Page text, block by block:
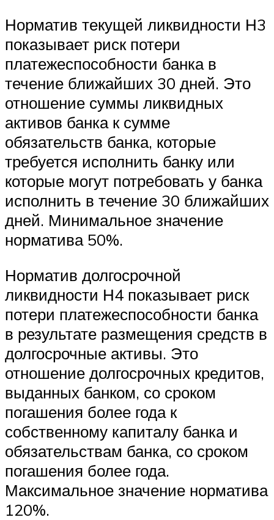
Норматив текущей ликвидности Н3
показывает риск потери
платежеспособности банка в
течение ближайших 30 дней. Это
отношение суммы ликвидных
активов банка к сумме
обязательств банка, которые
требуется исполнить банку или
которые могут потребовать у банка
исполнить в течение 30 ближайших
дней. Минимальное значение
норматива 50%.
Норматив долгосрочной
ликвидности Н4 показывает риск
потери платежеспособности банка
в результате размещения средств в
долгосрочные активы. Это
отношение долгосрочных кредитов,
выданных банком, со сроком
погашения более года к
собственному капиталу банка и
обязательствам банка, со сроком
погашения более года.
Максимальное значение норматива
120%.